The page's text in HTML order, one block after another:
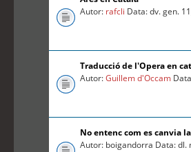
Autor: rafcli Data: dv. gen.
Traducció de l'Opera en
Autor:Guillem d'Occam
No entenc com es canvia
Autor: boigandorra Data: dl.